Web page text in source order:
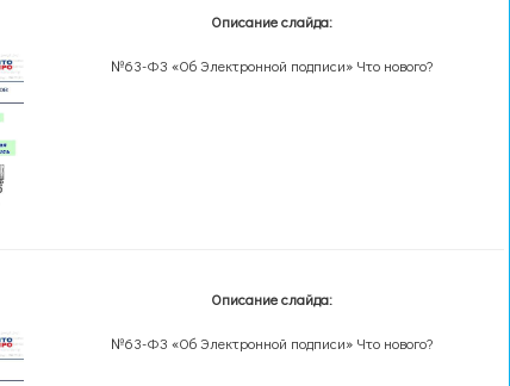
Описание слайда:
№63-ФЗ «Об Электронной подписи» Что нового?
Описание слайда:
№63-ФЗ «Об Электронной подписи» Что нового?